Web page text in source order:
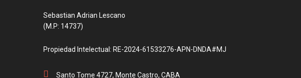
Sebastian Adrian Lescano
(M.P: 14737)
Propiedad Intelectual: RE-2024-61533276-APN-DNDA#MJ
Santo Tome 4727, Monte Castro, CABA